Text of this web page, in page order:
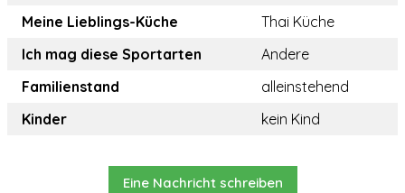
Meine Lieblings-Küche
Thai Küche
Ich mag diese Sportarten
Andere
Familienstand
alleinstehend
Kinder
kein Kind
Eine Nachricht schreiben